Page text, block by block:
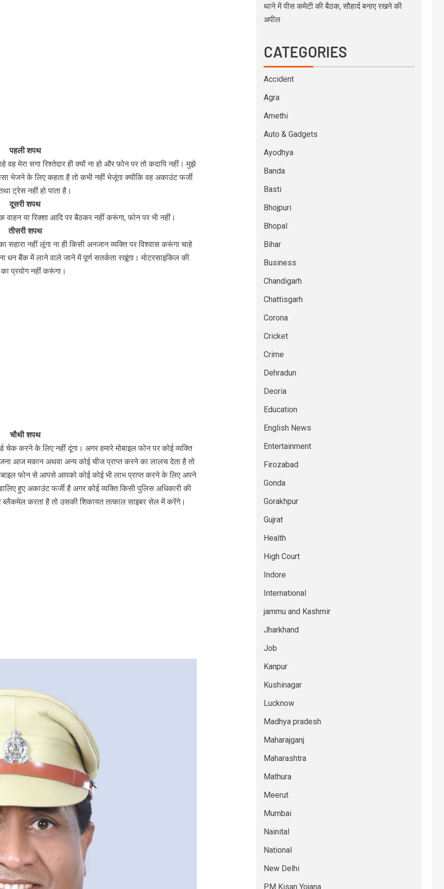
पहली शपथ
मेरा सगा रिश्तेदार ही क्यों ना हो और फोन पर तो कदापि नहीं। मुझे
भेजने के लिए कहता है तो कभी नहीं भेजूंगा क्योंकि वह अकाउंट फर्जी
ट्रेस नहीं हो पाता है।
दूसरी शपथ
वाहन या रिक्शा आदि पर बैठकर नहीं करूंगा, फोन पर भी नहीं।
तीसरी शपथ
नहीं लूंगा ना ही किसी अनजान व्यक्ति पर विश्वास करूंगा चाहे
धन बैंक में लाने वाले जाने में पूर्ण सतर्कता रखूंगा। मोटरसाइकिल की
का प्रयोग नहीं करूंगा।
चौथी शपथ
चेक करने के लिए नहीं दूंगा। अगर हमारे मोबाइल फोन पर कोई व्यक्ति
आज मकान अथवा अन्य कोई चीज प्राप्त करने का लालच देता है तो
फोन से आपसे आपको कोई कोई भी लाभ प्राप्त करने के लिए अपने
हुए अकाउंट फर्जी है अगर कोई व्यक्ति किसी पुलिस अधिकारी की
करता है तो उसकी शिकायत तत्काल साइबर सेल में करेंगे।
थाने में पीस कमेटी की बैठक, सौहार्द बनाए रखने की
अपील
CATEGORIES
Accident
Agra
Amethi
Auto & Gadgets
Ayodhya
Banda
Basti
Bhojpuri
Bhopal
Bihar
Business
Chandigarh
Chattisgarh
Corona
Cricket
Crime
Dehradun
Deoria
Education
English News
Entertainment
Firozabad
Gonda
Gorakhpur
Gujrat
Health
High Court
Indore
International
jammu and Kashmir
Jharkhand
Job
Kanpur
Kushinagar
Lucknow
Madhya pradesh
Maharajganj
Maharashtra
Mathura
Meerut
Mumbai
Nainital
National
New Delhi
PM Kisan Yojana